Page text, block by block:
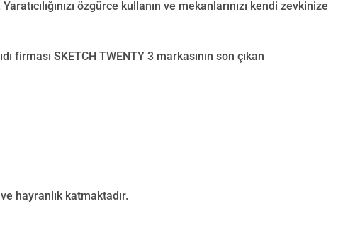
özgürce kullanın ve mekanlarınızı kendi zevkinize
firması SKETCH TWENTY 3 markasının son çıkan
hayranlık katmaktadır.